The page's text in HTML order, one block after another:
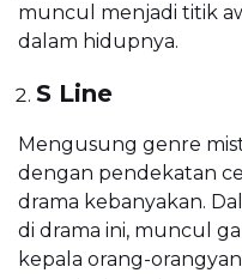
muncul menjadi titik
dalam hidupnya.
S Line
Mengusung genre
dengan pendekatan
drama kebanyakan.
di drama ini, muncul
kepala orang-